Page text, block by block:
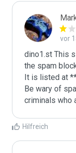
vor
dino1.st This
the spam
It is listed at
Be wary of
criminals who
Hilfreich